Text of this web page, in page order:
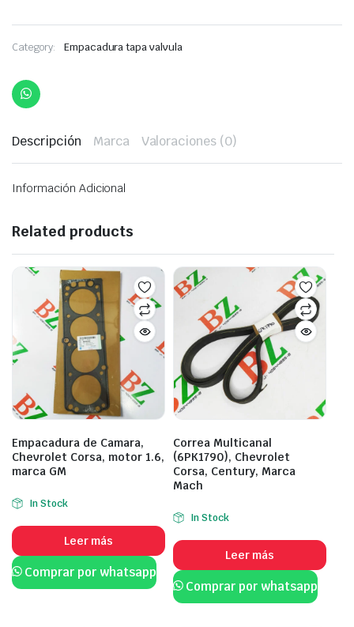
Category: Empacadura tapa valvula
Descripción Marca Valoraciones (0)
Información Adicional
Related products
Empacadura de Camara,
Chevrolet Corsa, motor 1.6,
marca GM
In Stock
Leer más
Comprar por whatsapp
Correa Multicanal
(6PK1790), Chevrolet
Corsa, Century, Marca
Mach
In Stock
Leer más
Comprar por whatsapp